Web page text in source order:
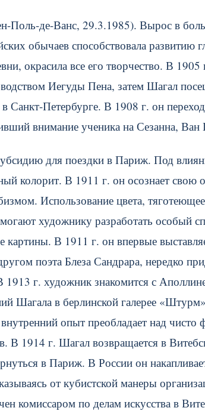
Поль-де-Ванс, 29.3.1985). Вырос в
обычаев способствовала развитию
окрасила все его творчество. В 1905
Иегуды Пена, затем Шагал
Санкт-Петербурге. В 1908 г. он
внимание ученика на Сезанна, Ван
для поездки в Париж. Под
колорит. В 1911 г. он осознает
Использование цвета,
художнику разработать особый
картины. В 1911 г. он впервые
поэта Блеза Сандрара, нередко
1913 г. художник знакомится с
Шагала в берлинской галерее
внутренний опыт преобладает над
В 1914 г. Шагал возвращается в
в Париж. В России он
от кубистской манеры
комиссаром по делам искусства в